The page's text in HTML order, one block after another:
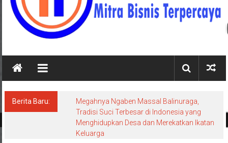
LINKARUTAMA.COM
Mitra
Terpercaya
Berita Baru:
Megahnya Ngaben Massal Balinuraga,
Tradisi Suci Terbesar di Indonesia yang
Menghidupkan Desa dan Merekatkan Ikatan
Keluarga